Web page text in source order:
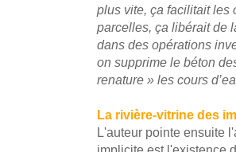
plus vite, ça facilitait les
parcelles, ça libérait de
dans des opérations
on supprime le béton
renature » les cours
La rivière-vitrine des
L'auteur pointe ensuite